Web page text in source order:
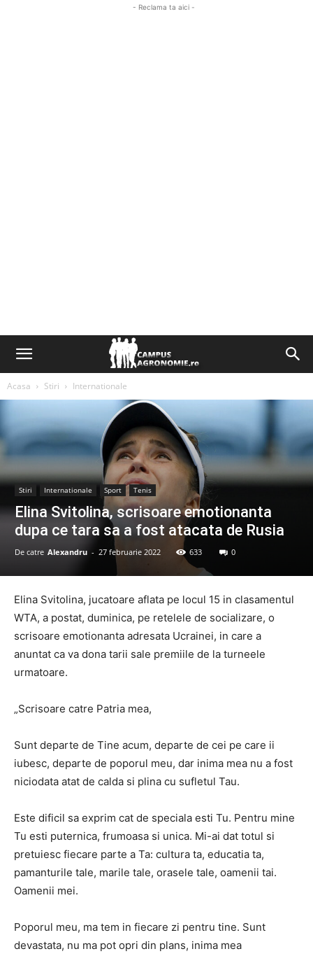
- Reclama ta aici -
Acasa Stiri Internationale
Stiri Internationale Sport Tenis
Elina Svitolina, scrisoare emotionanta
dupa ce tara sa a fost atacata de Rusia
De catre Alexandru - 27 februarie 2022 633 0
Elina Svitolina, jucatoare aflata pe locul 15 in clasamentul
WTA, a postat, duminica, pe retelele de socializare, o
scrisoare emotionanta adresata Ucrainei, in care a
anuntat ca va dona tarii sale premiile de la turneele
urmatoare.
„Scrisoare catre Patria mea,
Sunt departe de Tine acum, departe de cei pe care ii
iubesc, departe de poporul meu, dar inima mea nu a fost
niciodata atat de calda si plina cu sufletul Tau.
Este dificil sa exprim cat de speciala esti Tu. Pentru mine
Tu esti puternica, frumoasa si unica. Mi-ai dat totul si
pretuiesc fiecare parte a Ta: cultura ta, educatia ta,
pamanturile tale, marile tale, orasele tale, oamenii tai.
Oamenii mei.
Poporul meu, ma tem in fiecare zi pentru tine. Sunt
devastata, nu ma pot opri din plans, inima mea